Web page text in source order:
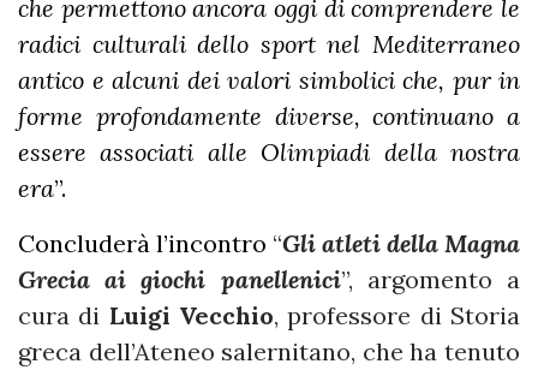
che permettono ancora oggi di comprendere le
radici culturali dello sport nel Mediterraneo
antico e alcuni dei valori simbolici che, pur in
forme profondamente diverse, continuano a
essere associati alle Olimpiadi della nostra
era”.
Concluderà l’incontro “Gli atleti della Magna
Grecia ai giochi panellenici”, argomento a
cura di Luigi Vecchio, professore di Storia
greca dell’Ateneo salernitano, che ha tenuto